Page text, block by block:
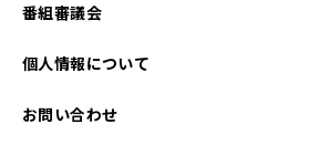
番組審議会
個人情報について
お問い合わせ